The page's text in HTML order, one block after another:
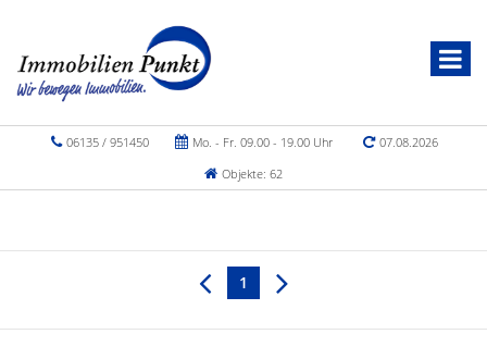
06135 / 951450 Mo. - Fr. 09.00 - 19.00 Uhr
07.08.2026
Objekte: 62
1